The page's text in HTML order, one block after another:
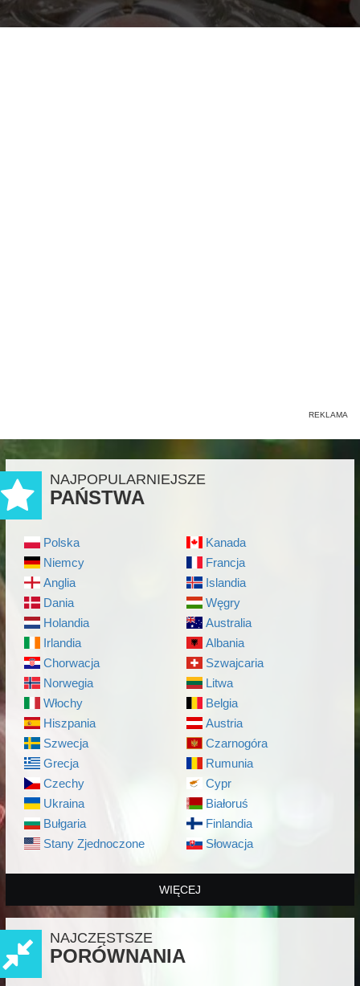
NAJPOPULARNIEJSZE
PAŃSTWA
Polska
Niemcy
Anglia
Dania
Holandia
Irlandia
Chorwacja
Norwegia
Włochy
Hiszpania
Szwecja
Grecja
Czechy
Ukraina
Bułgaria
Stany Zjednoczone
Kanada
Francja
Islandia
Węgry
Australia
Albania
Szwajcaria
Litwa
Belgia
Austria
Czarnogóra
Rumunia
Cypr
Białoruś
Finlandia
Słowacja
WIĘCEJ
NAJCZĘSTSZE
PORÓWNANIA